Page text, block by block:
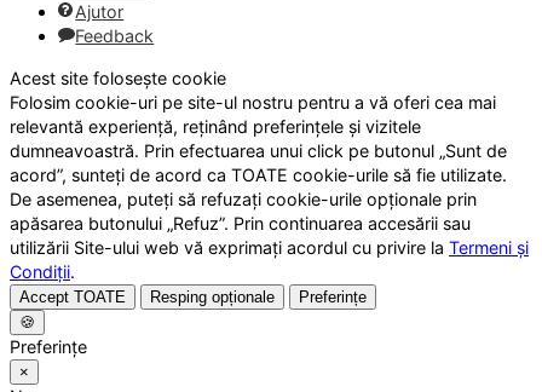
Ajutor
Feedback
Acest site folosește cookie
Folosim cookie-uri pe site-ul nostru pentru a vă oferi cea mai
relevantă experiență, reținând preferințele și vizitele
dumneavoastră. Prin efectuarea unui click pe butonul „Sunt de
acord”, sunteți de acord ca TOATE cookie-urile să fie utilizate.
De asemenea, puteți să refuzați cookie-urile opționale prin
apăsarea butonului „Refuz”. Prin continuarea accesării sau
utilizării Site-ului web vă exprimați acordul cu privire la Termeni și
Condiții.
Accept TOATE Resping opționale
Preferințe
🍪
Preferințe
×